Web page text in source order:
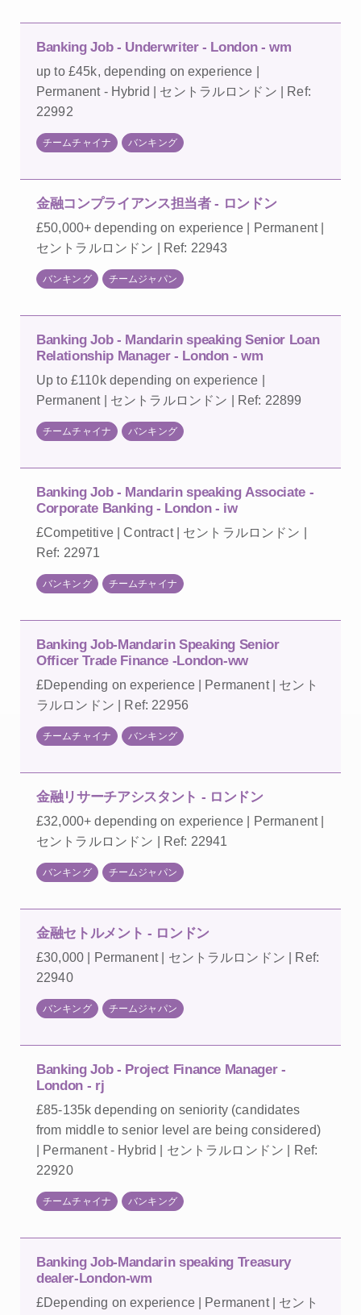
Banking Job - Underwriter - London - wm
up to £45k, depending on experience |
Permanent - Hybrid | セントラルロンドン | Ref:
22992
チームチャイナ バンキング
金融コンプライアンス担当者 - ロンドン
£50,000+ depending on experience | Permanent |
セントラルロンドン | Ref: 22943
バンキング チームジャパン
Banking Job - Mandarin speaking Senior Loan
Relationship Manager - London - wm
Up to £110k depending on experience |
Permanent | セントラルロンドン | Ref: 22899
チームチャイナ バンキング
Banking Job - Mandarin speaking Associate -
Corporate Banking - London - iw
£Competitive | Contract | セントラルロンドン |
Ref: 22971
バンキング チームチャイナ
Banking Job-Mandarin Speaking Senior
Officer Trade Finance -London-ww
£Depending on experience | Permanent | セント
ラルロンドン | Ref: 22956
チームチャイナ バンキング
金融リサーチアシスタント - ロンドン
£32,000+ depending on experience | Permanent |
セントラルロンドン | Ref: 22941
バンキング チームジャパン
金融セトルメント - ロンドン
£30,000 | Permanent | セントラルロンドン | Ref:
22940
バンキング チームジャパン
Banking Job - Project Finance Manager -
London - rj
£85-135k depending on seniority (candidates
from middle to senior level are being considered)
| Permanent - Hybrid | セントラルロンドン | Ref:
22920
チームチャイナ バンキング
Banking Job-Mandarin speaking Treasury
dealer-London-wm
£Depending on experience | Permanent | セント